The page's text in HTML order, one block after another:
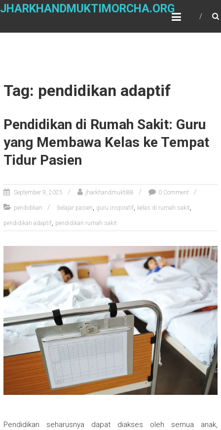
Skip
JHARKHANDMUKTIMORCHA.ORG
Tag: pendidikan adaptif
Pendidikan di Rumah Sakit: Guru
yang Membawa Kelas ke Tempat
Tidur Pasien
September 9, 2025 jharkhandmukti88 0 Comment
pendidikan belajar pasien, guru inspiratif, kelas di rumah sakit,
pendidikan adaptif, pendidikan rumah sakit
Pendidikan seharusnya dapat diakses oleh semua anak,